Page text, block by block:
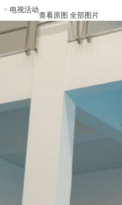
> 电视活动
查看原图 全部图片